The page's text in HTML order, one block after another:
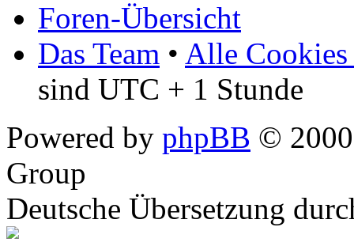
Foren-Übersicht
Das Team • Alle Cookies
sind UTC + 1 Stunde
Powered by phpBB ©
Group
Deutsche Übersetzung